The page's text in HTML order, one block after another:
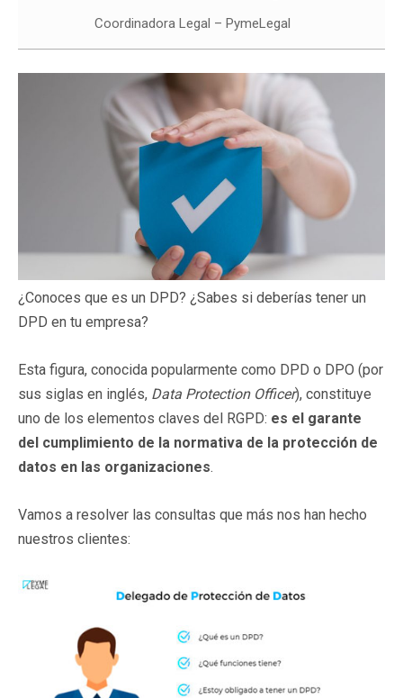
Coordinadora Legal – PymeLegal
¿Conoces que es un DPD? ¿Sabes si deberías tener un
DPD en tu empresa?
Esta figura, conocida popularmente como DPD o DPO (por
sus siglas en inglés, Data Protection Officer), constituye
uno de los elementos claves del RGPD: es el garante
del cumplimiento de la normativa de la protección de
datos en las organizaciones.
Vamos a resolver las consultas que más nos han hecho
nuestros clientes: